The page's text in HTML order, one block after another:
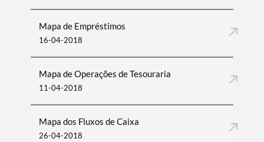
Mapa de Empréstimos
16-04-2018
Mapa de Operações de Tesouraria
11-04-2018
Mapa dos Fluxos de Caixa
26-04-2018